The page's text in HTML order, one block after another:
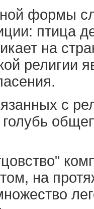
формы
птица
на
религии
с
на